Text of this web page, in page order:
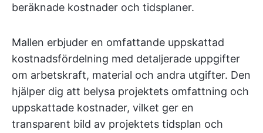
beräknade kostnader och tidsplaner.
Mallen erbjuder en omfattande uppskattad
kostnadsfördelning med detaljerade uppgifter
om arbetskraft, material och andra utgifter. Den
hjälper dig att belysa projektets omfattning och
uppskattade kostnader, vilket ger en
transparent bild av projektets tidsplan och